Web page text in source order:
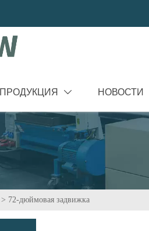
ПРОДУКЦИЯ  НОВОСТИ
> 72-дюймовая задвижка